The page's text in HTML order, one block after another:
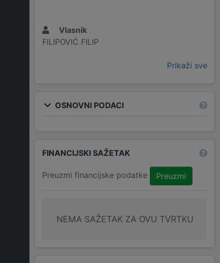
Vlasnik
FILIPOVIĆ FILIP
Prikaži sve
OSNOVNI PODACI
FINANCIJSKI SAŽETAK
Preuzmi financijske podatke Preuzmi
NEMA SAŽETAK ZA OVU TVRTKU